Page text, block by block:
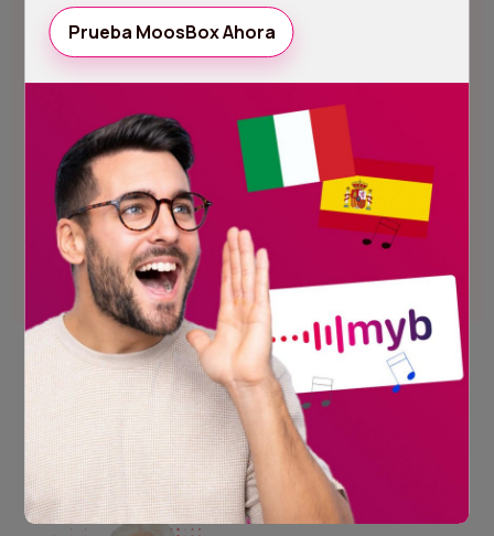
Atención técnica al cliente
24/7
Servicio dedicado
Sonrisa y amabilidad
garantizadas
Prueba MoosBox Ahora